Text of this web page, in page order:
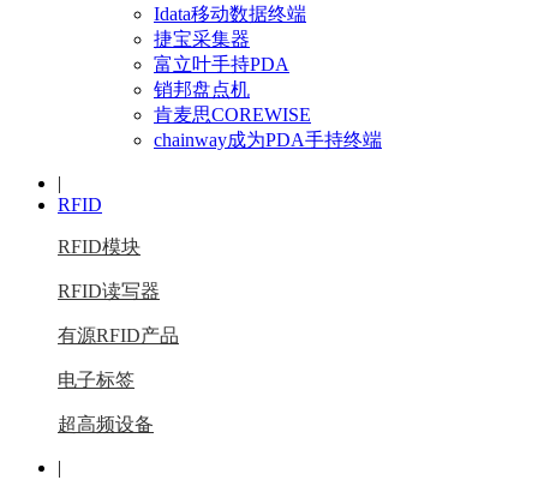
Idata移动数据终端
捷宝采集器
富立叶手持PDA
销邦盘点机
肯麦思COREWISE
chainway成为PDA手持终端
|
RFID
RFID模块
RFID读写器
有源RFID产品
电子标签
超高频设备
|